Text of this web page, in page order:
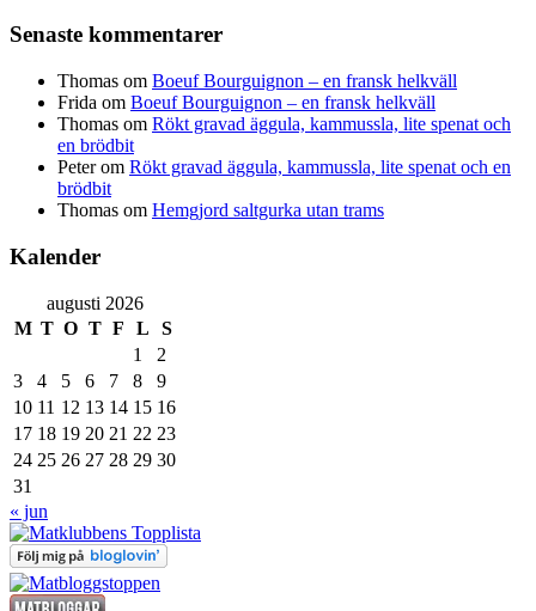
Senaste kommentarer
Thomas om Boeuf Bourguignon – en fransk helkväll
Frida om Boeuf Bourguignon – en fransk helkväll
Thomas om Rökt gravad äggula, kammussla, lite spenat och
en brödbit
Peterom Rökt gravad äggula, kammussla, lite spenat och en
brödbit
Thomas om Hemgjord saltgurka utan trams
Kalender
augusti 2026
M T O T F L
S
1
2
3
4 5 6 7 8
9
10 11 12 13 14 15 16
17 18 19 20 21 22 23
24 25 26 27 28 29 30
31
« jun